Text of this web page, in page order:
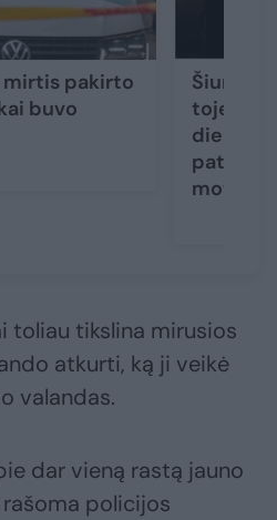
pakirto
buvo
Šiurpūs
toje
dieną
paties
moterys
toliau tikslina mirusios
atkurti, ką ji veikė
valandas.
dar vieną rastą jauno
rašoma policijos